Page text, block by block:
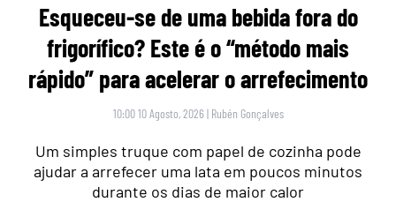
Esqueceu-se de uma bebida fora do
frigorífico? Este é o “método mais
rápido” para acelerar o arrefecimento
10:00 10 Agosto, 2026 | Rubén Gonçalves
Um simples truque com papel de cozinha pode
ajudar a arrefecer uma lata em poucos minutos
durante os dias de maior calor